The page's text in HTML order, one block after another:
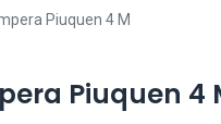
Piuquen 4 M
Piuquen 4